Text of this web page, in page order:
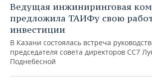
Ведущая инжиниринговая
предложила ТАИФу свою
инвестиции
В Казани состоялась встреча
председателя совета директоров СС7
Поднебесной